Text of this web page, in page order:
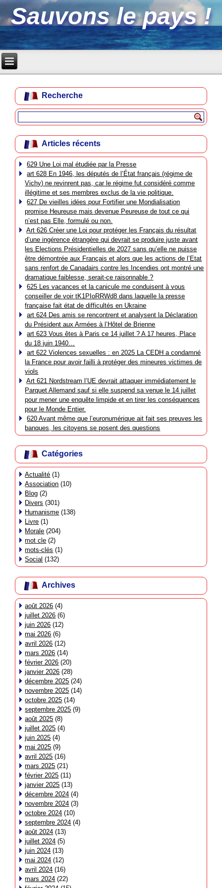
Sauvons le pays !
Recherche
Articles récents
629 Une Loi mal étudiée par la Presse
art 628 En 1946, les députés de l’État français (régime de
Vichy) ne revinrent pas, car le régime fut considéré comme
illégitime et ses membres exclus de la vie politique.
627 De vieilles idées pour Fortifier une Mondialisation
promise Heureuse mais devenue Peureuse de tout ce qui
n’est pas Elle, formulé ou non.
Art 626 Créer une Loi pour protéger les Français du résultat
d’une ingérence étrangère qui devrait se produire juste avant
les Elections Présidentielles de 2027 sans qu’elle ne puisse
être démontrée aux Français et alors que les actions de l’Etat
sans renfort de Canadairs contre les Incendies ont montré une
dramatique faiblesse, serait-ce raisonnable ?
625 Les vacances et la canicule me conduisent à vous
conseiller de voir tK1PIoRRWd8 dans laquelle la presse
française fait état de difficultés en Ukraine
art 624 Des amis se rencontrent et analysent la Déclaration
du Président aux Armées à l’Hôtel de Brienne
art 623 Vous êtes à Paris ce 14 juillet ? A 17 heures, Place
du 18 juin 1940…
art 622 Violences sexuelles : en 2025 La CEDH a condamné
la France pour avoir failli à protéger des mineures victimes de
viols
Art 621 Nordstream l’UE devrait attaquer immédiatement le
Parquet Allemand sauf si elle suspend sa venue le 14 juillet
pour mener une enquête limpide et en tirer les conséquences
pour le Monde Entier.
620 Avant même que l’euronumérique ait fait ses preuves les
banques, les citoyens se posent des questions
Catégories
Actualité (1)
Association (10)
Blog (2)
Divers (301)
Humanisme (138)
Livre (1)
Morale (204)
mot cle (2)
mots-clés (1)
Social (132)
Archives
août 2026 (4)
juillet 2026 (6)
juin 2026 (12)
mai 2026 (6)
avril 2026 (12)
mars 2026 (14)
février 2026 (20)
janvier 2026 (28)
décembre 2025 (24)
novembre 2025 (14)
octobre 2025 (14)
septembre 2025 (9)
août 2025 (8)
juillet 2025 (4)
juin 2025 (4)
mai 2025 (9)
avril 2025 (16)
mars 2025 (21)
février 2025 (11)
janvier 2025 (13)
décembre 2024 (4)
novembre 2024 (3)
octobre 2024 (10)
septembre 2024 (4)
août 2024 (13)
juillet 2024 (5)
juin 2024 (13)
mai 2024 (12)
avril 2024 (16)
mars 2024 (22)